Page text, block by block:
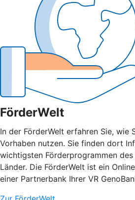
FörderWelt
In der FörderWelt erfahren Sie, wie
Vorhaben nutzen. Sie finden dort
wichtigsten Förderprogrammen
Länder. Die FörderWelt ist ein
einer Partnerbank Ihrer VR